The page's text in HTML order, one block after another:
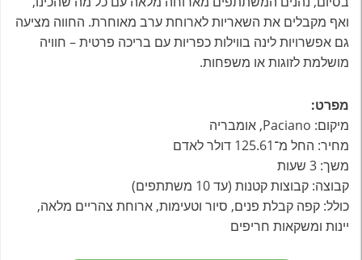
ואף מקבלים את השאריות לארוחת ערב מאוחרת. החווה מציעה
גם אפשרויות לינה בווילות כפריות עם בריכה פרטית – חוויה
מושלמת לזוגות או משפחות.
מפרט:
מיקום: Paciano, אומבריה
מחיר: החל מ־125.61 דולר לאדם
משך: 3 שעות
קבוצה: קבוצות קטנות (עד 10 משתתפים)
כולל: קפה קבלת פנים, סיור וטעימות, ארוחת צהריים מלאה,
יינות ומשקאות חריפים